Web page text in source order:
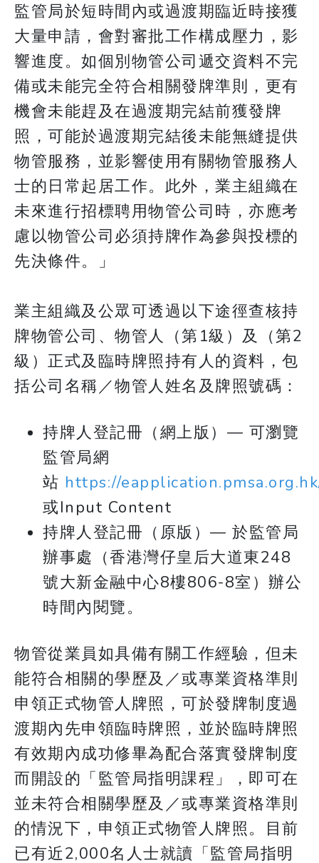
監管局於短時間內或過渡期臨近時接獲
大量申請，會對審批工作構成壓力，影
響進度。如個別物管公司遞交資料不完
備或未能完全符合相關發牌準則，更有
機會未能趕及在過渡期完結前獲發牌
照，可能於過渡期完結後未能無縫提供
物管服務，並影響使用有關物管服務人
士的日常起居工作。此外，業主組織在
未來進行招標聘用物管公司時，亦應考
慮以物管公司必須持牌作為參與投標的
先決條件。」
​​​​​​​業主組織及公眾可透過以下途徑查核持
牌物管公司、物管人（第1級）及（第2
級）正式及臨時牌照持有人的資料，包
括公司名稱／物管人姓名及牌照號碼：
持牌人登記冊（網上版）— 可瀏覽
監管局網
站 https://
或Input Content
持牌人登記冊（原版）— 於監管局
辦事處（香港灣仔皇后大道東248
號大新金融中心8樓806-8室）辦公
時間內閱覽。
物管從業員如具備有關工作經驗，但未
能符合相關的學歷及／或專業資格準則
申領正式物管人牌照，可於發牌制度過
渡期內先申領臨時牌照，並於臨時牌照
有效期內成功修畢為配合落實發牌制度
而開設的「監管局指明課程」，即可在
並未符合相關學歷及／或專業資格準則
的情況下，申領正式物管人牌照。目前
已有近2,000名人士就讀「監管局指明